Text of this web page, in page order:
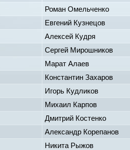
Роман Омельченко
Евгений Кузнецов
Алексей Кудря
Сергей Мирошников
Марат Алаев
Константин Захаров
Игорь Кудликов
Михаил Карпов
Дмитрий Костенко
Александр Корепанов
Никита Рыжов